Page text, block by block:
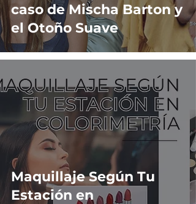
caso de Mischa Barton y
el Otoño Suave
Maquillaje Según Tu
Estación en